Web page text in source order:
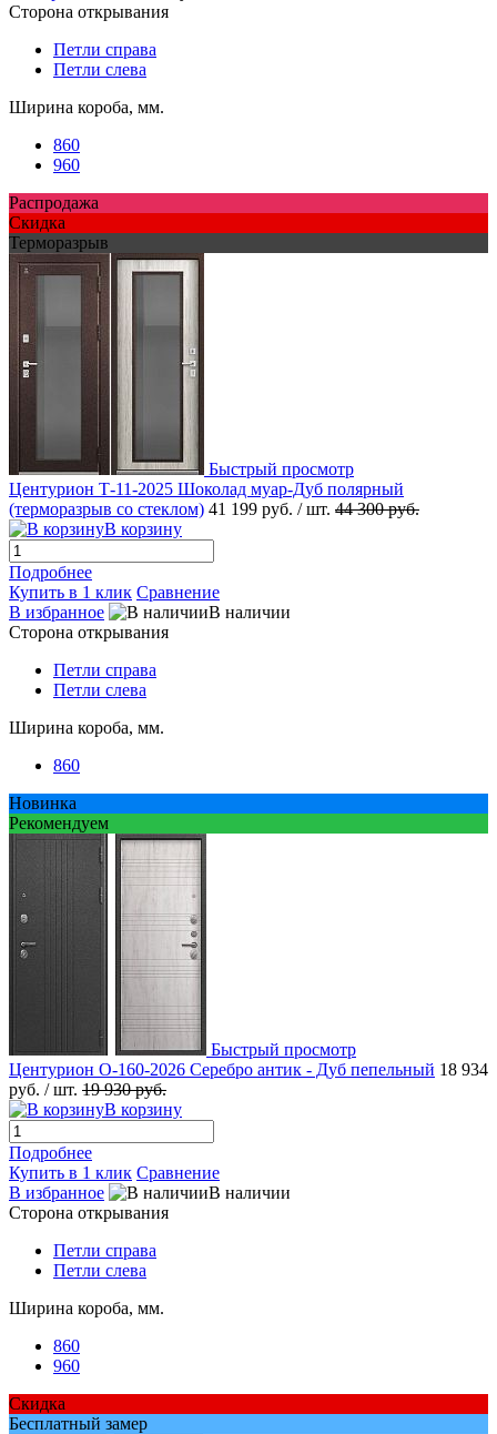
Сторона открывания
Петли справа
Петли слева
Ширина короба, мм.
860
960
Распродажа
Скидка
Терморазрыв
Быстрый просмотр
Центурион Т-11-2025 Шоколад муар-Дуб полярный
(терморазрыв со стеклом) 41 199 руб. / шт. 44 300 руб.
В корзину
Подробнее
Купить в 1 клик Сравнение
В избранное
В наличии
Сторона открывания
Петли справа
Петли слева
Ширина короба, мм.
860
Новинка
Рекомендуем
Быстрый просмотр
Центурион О-160-2026 Серебро антик - Дуб пепельный 18 934
руб. / шт. 19 930 руб.
В корзину
Подробнее
Купить в 1 клик Сравнение
В избранное
В наличии
Сторона открывания
Петли справа
Петли слева
Ширина короба, мм.
860
960
Скидка
Бесплатный замер